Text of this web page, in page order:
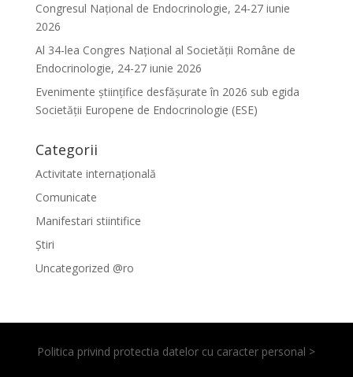
Congresul Național de Endocrinologie, 24-27 iunie
2026
Al 34-lea Congres Național al Societății Române de
Endocrinologie, 24-27 iunie 2026
Evenimente ştiinţifice desfăşurate în 2026 sub egida
Societăţii Europene de Endocrinologie (ESE)
Categorii
Activitate internațională
Comunicate
Manifestari stiintifice
Știri
Uncategorized @ro
Politica privind protectia datelor cu caracter personal >